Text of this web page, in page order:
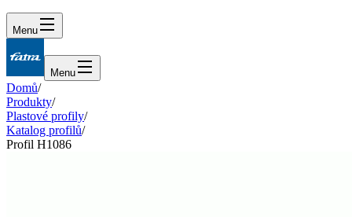
Menu
Menu
Domů/
Produkty/
Plastové profily/
Katalog profilů/
Profil H1086